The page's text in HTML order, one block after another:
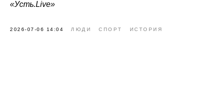
«Усть.Live»
2026-07-06 14:04 ЛЮДИ СПОРТ ИСТОРИЯ